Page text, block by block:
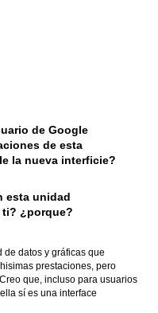
de Google
de esta
la nueva interficie?
esta unidad
ti? ¿porque?
datos y gráficas que
prestaciones, pero
que, incluso para usuarios
sí es una interface